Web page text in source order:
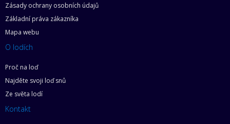
Zásady ochrany osobních údajů
Základní práva zákazníka
Mapa webu
O lodích
Proč na loď
Najděte svoji loď snů
Ze světa lodí
Kontakt